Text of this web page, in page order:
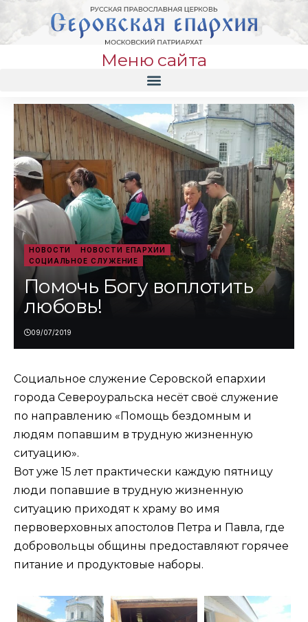
Меню сайта
НОВОСТИ
НОВОСТИ ЕПАРХИИ
СОЦИАЛЬНОЕ СЛУЖЕНИЕ
Помочь Богу воплотить
любовь!
09/07/2019
Социальное служение Серовской епархии
города Североуральска несёт своё служение
по направлению «Помощь бездомным и
людям попавшим в трудную жизненную
ситуацию».
Вот уже 15 лет практически каждую пятницу
люди попавшие в трудную жизненную
ситуацию приходят к храму во имя
первоверховных апостолов Петра и Павла, где
добровольцы общины предоставляют горячее
питание и продуктовые наборы.